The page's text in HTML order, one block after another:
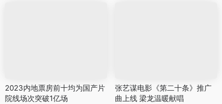
2023内地票房前十均为国产片
院线场次突破1亿场
张艺谋电影《第二十条》推广
曲上线 梁龙温暖献唱